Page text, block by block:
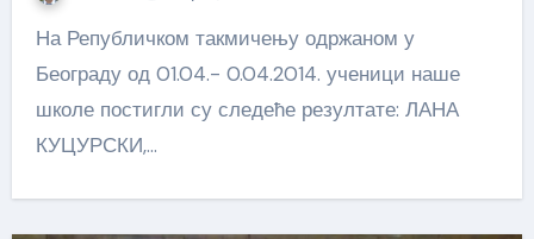
На Републичком такмичењу одржаном у
Београду од 01.04.- 0.04.2014. ученици наше
школе постигли су следеће резултате: ЛАНА
КУЦУРСКИ,…